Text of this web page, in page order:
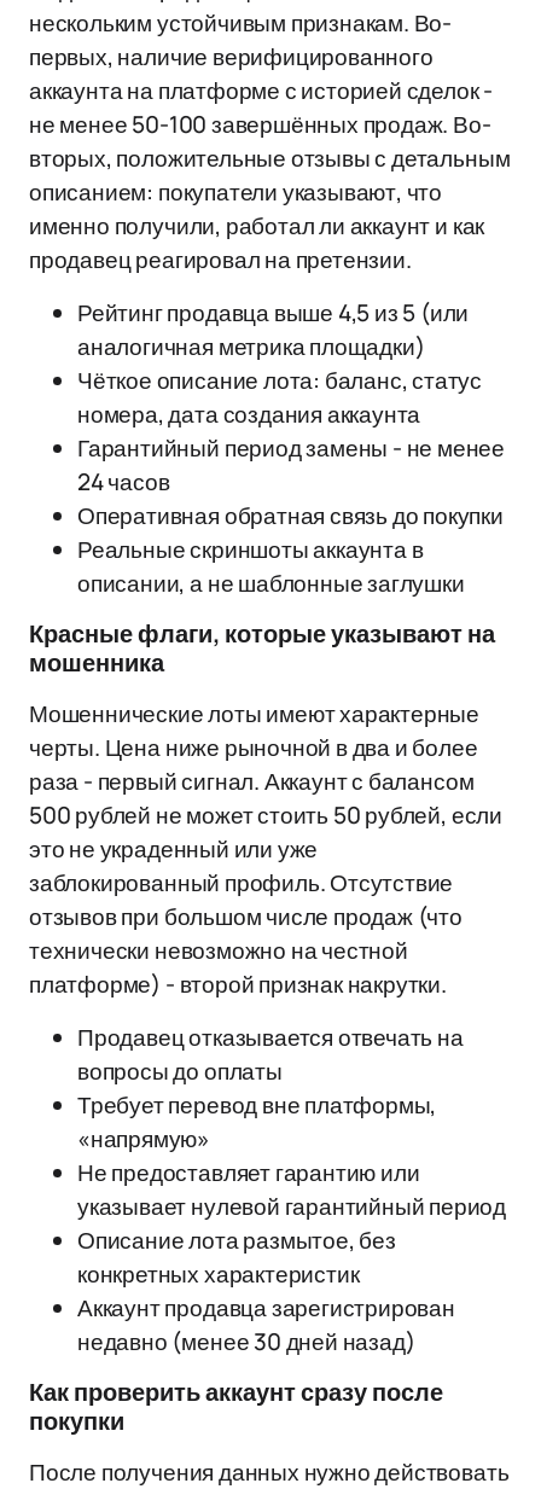
нескольким устойчивым признакам. Во-
первых, наличие верифицированного
аккаунта на платформе с историей сделок -
не менее 50-100 завершённых продаж. Во-
вторых, положительные отзывы с детальным
описанием: покупатели указывают, что
именно получили, работал ли аккаунт и как
продавец реагировал на претензии.
Рейтинг продавца выше 4,5 из 5 (или
аналогичная метрика площадки)
Чёткое описание лота: баланс, статус
номера, дата создания аккаунта
Гарантийный период замены - не менее
24 часов
Оперативная обратная связь до покупки
Реальные скриншоты аккаунта в
описании, а не шаблонные заглушки
Красные флаги, которые указывают на
мошенника
Мошеннические лоты имеют характерные
черты. Цена ниже рыночной в два и более
раза - первый сигнал. Аккаунт с балансом
500 рублей не может стоить 50 рублей, если
это не украденный или уже
заблокированный профиль. Отсутствие
отзывов при большом числе продаж (что
технически невозможно на честной
платформе) - второй признак накрутки.
Продавец отказывается отвечать на
вопросы до оплаты
Требует перевод вне платформы,
«напрямую»
Не предоставляет гарантию или
указывает нулевой гарантийный период
Описание лота размытое, без
конкретных характеристик
Аккаунт продавца зарегистрирован
недавно (менее 30 дней назад)
Как проверить аккаунт сразу после
покупки
После получения данных нужно действовать